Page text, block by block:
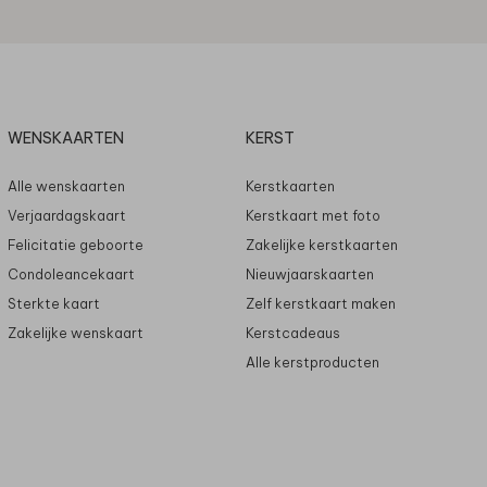
WENSKAARTEN
Alle wenskaarten
Verjaardagskaart
Felicitatie geboorte
Condoleancekaart
Sterkte kaart
Zakelijke wenskaart
KERST
Kerstkaarten
Kerstkaart met foto
Zakelijke kerstkaarten
Nieuwjaarskaarten
Zelf kerstkaart maken
Kerstcadeaus
Alle kerstproducten